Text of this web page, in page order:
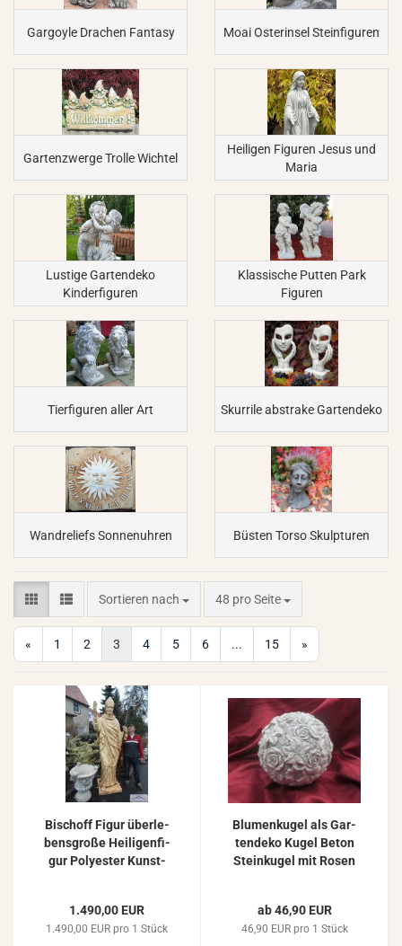
Gargoyle Drachen Fantasy Moai Osterinsel Steinfiguren
Gartenzwerge Trolle Wichtel
Heiligen Figuren Jesus und
Maria
Lustige Gartendeko
Kinderfiguren
Klassische Putten Park
Figuren
Tierfiguren aller Art Skurrile abstrake Gartendeko
Wandreliefs Sonnenuhren Büsten Torso Skulpturen
Sortieren nach
Sortieren nach 48 pro Seite
pro Seite
« 1 2 3 4 5 6 ... 15 »
Bi­schoff Figur über­le­
bens­gro­ße Hei­li­gen­fi­
gur Po­ly­es­ter Kunst­
1.490,00 EUR
1.490,00 EUR pro 1 Stück
Blu­men­ku­gel als Gar­
ten­de­ko Kugel Beton
Stein­ku­gel mit Rosen
S110027
ab 46,90 EUR
46,90 EUR pro 1 Stück